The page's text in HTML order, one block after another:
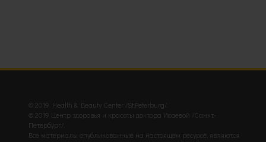
© 2019 Health & Beauty Center /St.Peterburg/.
© 2019 Центр здоровья и красоты доктора Исаевой /Санкт-
Петербург/.
Все материалы опубликованные на настоящем ресурсе, являются